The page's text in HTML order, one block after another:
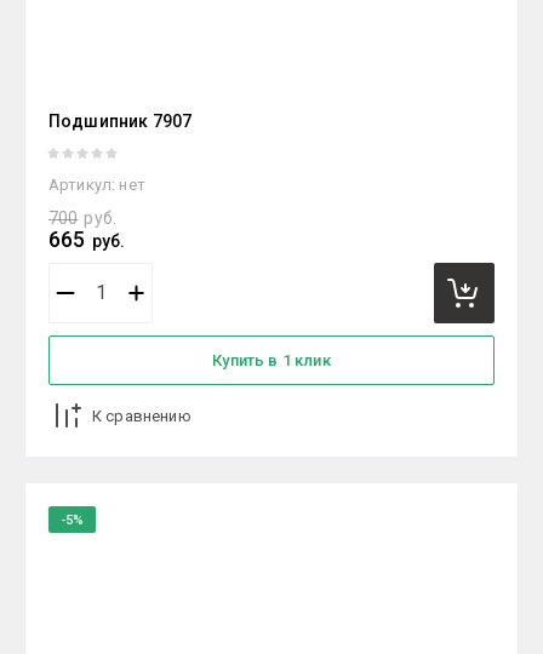
Подшипник 7907
Артикул: нет
700 руб.
665 руб.
Купить в 1 клик
К сравнению
-5%